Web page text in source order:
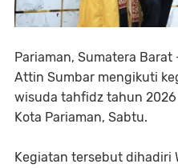
Pariaman, Sumatera
Attin Sumbar mengikuti
wisuda tahfidz tahun
Kota Pariaman, Sabtu.
Kegiatan tersebut dihadiri